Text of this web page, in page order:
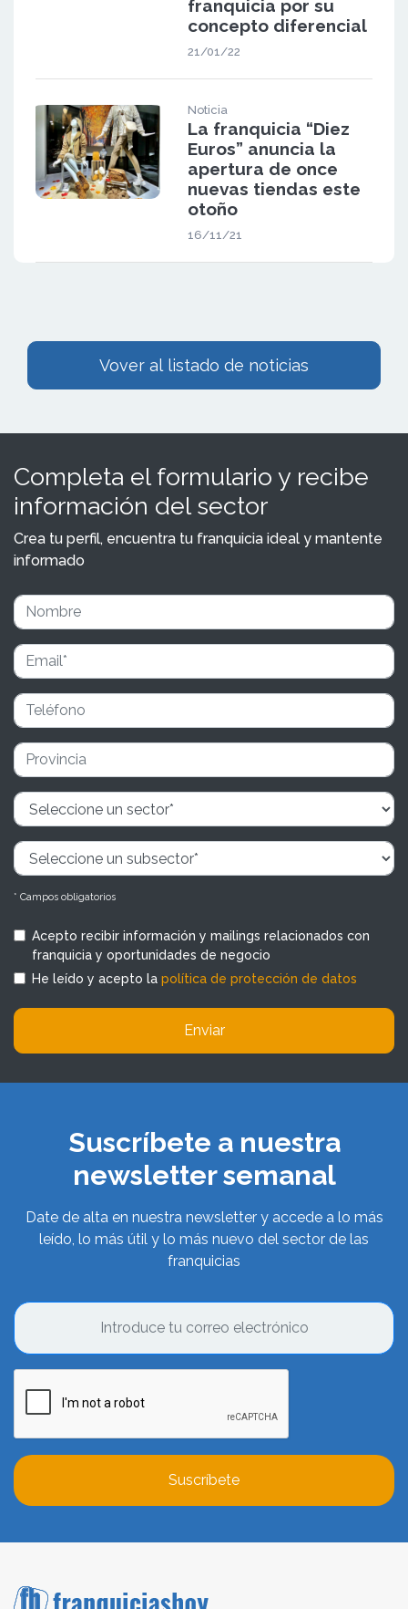
franquicia por su
concepto diferencial
21/01/22
Noticia
La franquicia “Diez
Euros” anuncia la
apertura de once
nuevas tiendas este
otoño
16/11/21
Vover al listado de noticias
Completa el formulario y recibe
información del sector
Crea tu perfil, encuentra tu franquicia ideal y mantente
informado
* Campos obligatorios
Acepto recibir información y mailings relacionados con
franquicia y oportunidades de negocio
He leído y acepto la política de protección de datos
Enviar
Suscríbete a nuestra
newsletter semanal
Date de alta en nuestra newsletter y accede a lo más
leído, lo más útil y lo más nuevo del sector de las
franquicias
Suscríbete